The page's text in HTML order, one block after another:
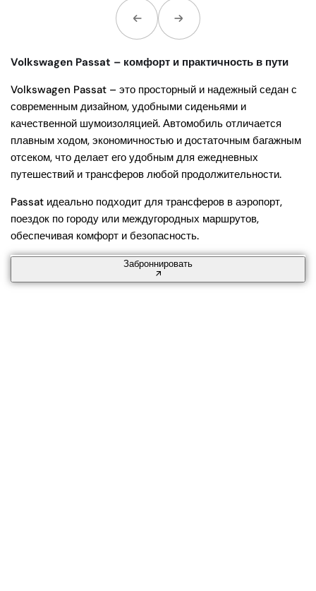
Volkswagen Passat – комфорт и практичность в пути
Volkswagen Passat – это просторный и надежный седан с
современным дизайном, удобными сиденьями и
качественной шумоизоляцией. Автомобиль отличается
плавным ходом, экономичностью и достаточным багажным
отсеком, что делает его удобным для ежедневных
путешествий и трансферов любой продолжительности.
Passat идеально подходит для трансферов в аэропорт,
поездок по городу или междугородных маршрутов,
обеспечивая комфорт и безопасность.
Заброннировать